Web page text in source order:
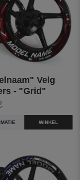
Velg
- "Grid"
WINKEL